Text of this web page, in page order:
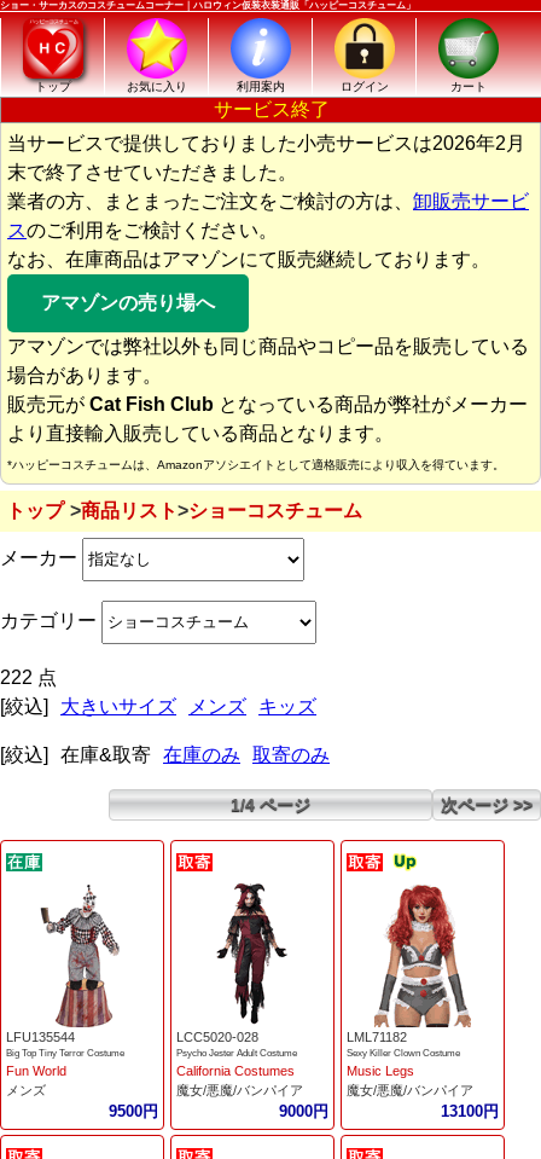
ショー・サーカスのコスチュームコーナー｜ハロウィン仮装衣装通販「ハッピーコスチューム」
トップ お気に入り 利用案内 ログイン カート
サービス終了
当サービスで提供しておりました小売サービスは2026年2月
末で終了させていただきました。
業者の方、まとまったご注文をご検討の方は、 卸販売サービ
スのご利用をご検討ください。
なお、在庫商品はアマゾンにて販売継続しております。
アマゾンの売り場へ
アマゾンでは弊社以外も同じ商品やコピー品を販売している
場合があります。
販売元が Cat Fish Club となっている商品が弊社がメーカー
より直接輸入販売している商品となります。
*ハッピーコスチュームは、Amazonアソシエイトとして適格販売により収入を得ています。
トップ 商品リスト ショーコスチューム
メーカー
カテゴリー
222 点
[絞込]
大きいサイズ メンズ キッズ
[絞込] 在庫&取寄 在庫のみ 取寄のみ
1/4 ページ 次ページ >>
LFU135544
Big Top Tiny Terror Costume
Fun World
メンズ
9500円
LCC5020-028
Psycho Jester Adult Costume
California Costumes
魔女/悪魔/バンパイア
9000円
LML71182
Sexy Killer Clown Costume
Music Legs
魔女/悪魔/バンパイア
13100円